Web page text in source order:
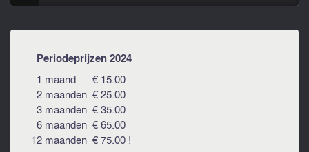
Periodeprijzen 2024
1 maand € 15.00
2 maanden € 25.00
3 maanden € 35.00
6 maanden € 65.00
12 maanden € 75.00 !